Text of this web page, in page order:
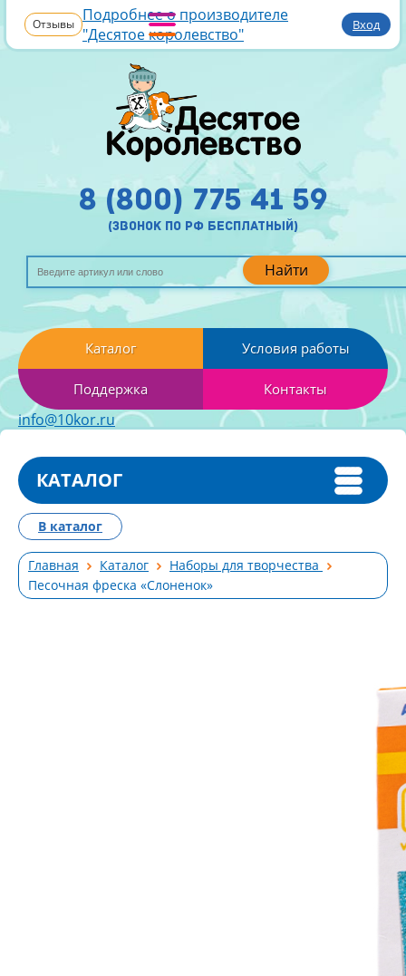
Отзывы Подробнее о производителе
"Десятое королевство"
Вход
Найти
8 (800) 775 41 59
(звонок по рф бесплатный)
Каталог Условия работы
Поддержка Контакты
info@10kor.ru
КАТАЛОГ
Главная Каталог
Наборы для творчества
Песочная фреска «Слоненок»
В каталог